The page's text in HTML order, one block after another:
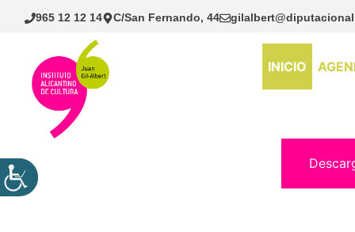
Saltar
965 12 12 14 C/San Fernando, 44
INICIO